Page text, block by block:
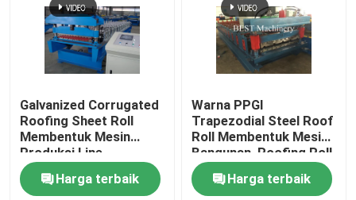
Galvanized Corrugated
Roofing Sheet Roll
Membentuk Mesin
Produksi Line
Harga terbaik
Warna PPGI
Trapezodial Steel Roof
Roll Membentuk Mesin
Bangunan, Roofing Roll
Formers
Harga terbaik